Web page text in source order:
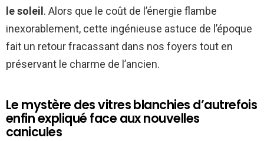
le soleil. Alors que le coût de l’énergie flambe
inexorablement, cette ingénieuse astuce de l’époque
fait un retour fracassant dans nos foyers tout en
préservant le charme de l’ancien.
Le mystère des vitres blanchies d’autrefois
enfin expliqué face aux nouvelles
canicules